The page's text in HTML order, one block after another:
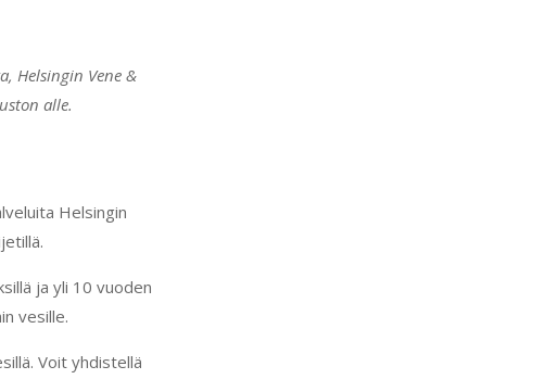
Helsingin Vene &
alle.
Helsingin
ja yli 10 vuoden
vesille.
Voit yhdistellä